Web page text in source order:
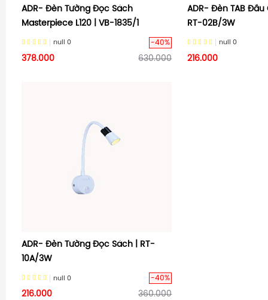
ADR- Đèn Tường Đọc Sách
Masterpiece L120 | VB-1835/1
null 0 -40%
378.000 630.000
ADR- Đèn TAB Đầu
RT-02B/3W
null 0
216.000
ADR- Đèn Tường Đọc Sách | RT-
10A/3W
null 0 -40%
216.000 360.000